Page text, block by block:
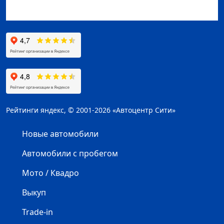
Рейтинги яндекс, © 2001-2026 «Автоцентр Сити»
Новые автомобили
Автомобили с пробегом
Мото / Квадро
Выкуп
Trade-in